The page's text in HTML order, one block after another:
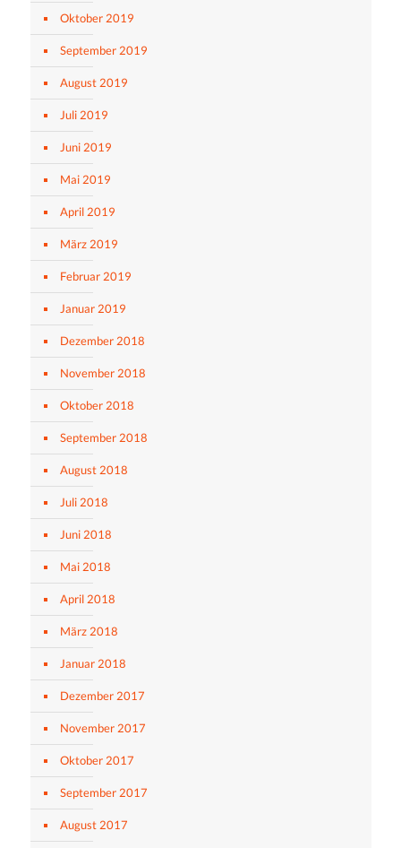
Oktober 2019
September 2019
August 2019
Juli 2019
Juni 2019
Mai 2019
April 2019
März 2019
Februar 2019
Januar 2019
Dezember 2018
November 2018
Oktober 2018
September 2018
August 2018
Juli 2018
Juni 2018
Mai 2018
April 2018
März 2018
Januar 2018
Dezember 2017
November 2017
Oktober 2017
September 2017
August 2017